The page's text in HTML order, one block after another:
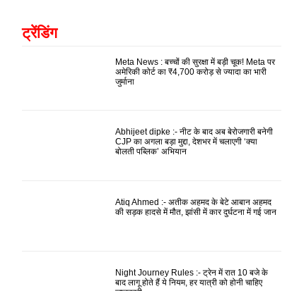
ट्रेंडिंग
Meta News : बच्चों की सुरक्षा में बड़ी चूक! Meta पर
अमेरिकी कोर्ट का ₹4,700 करोड़ से ज्यादा का भारी
जुर्माना
Abhijeet dipke :- नीट के बाद अब बेरोजगारी बनेगी
CJP का अगला बड़ा मुद्दा, देशभर में चलाएगी ‘क्या
बोलती पब्लिक’ अभियान
Atiq Ahmed :- अतीक अहमद के बेटे आबान अहमद
की सड़क हादसे में मौत, झांसी में कार दुर्घटना में गई जान
Night Journey Rules :- ट्रेन में रात 10 बजे के
बाद लागू होते हैं ये नियम, हर यात्री को होनी चाहिए